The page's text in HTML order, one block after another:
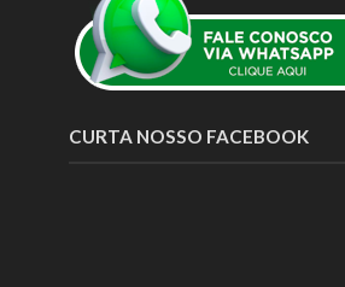
CURTA NOSSO FACEBOOK